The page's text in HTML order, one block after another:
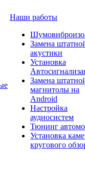
Наши работы
Замена
акустики
Установка
Замена
магнитолы на
Android
Настройка
аудиосистем
Тюнинг
Установка
кругового